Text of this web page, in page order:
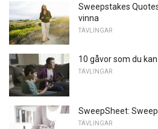
Sweepstakes
vinna
TÄVLINGAR
10 gåvor som du
TÄVLINGAR
SweepSheet:
TÄVLINGAR